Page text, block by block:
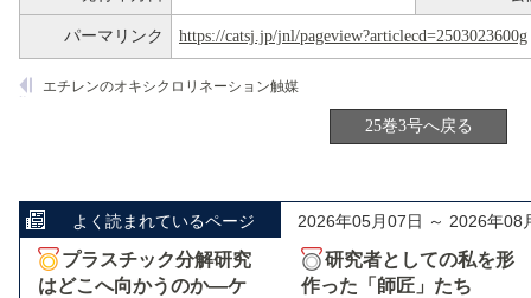
パーマリンク https://catsj.jp/jnl/pageview?articlecd=2503023600g
エチレンのオキシクロリネーション触媒
25巻3号へ戻る
よく読まれているページ 2026年05月07日 ～ 2026年08
プラスチック分解研究
はどこへ向かうのか―ケ
研究者としての私を形
作った「師匠」たち